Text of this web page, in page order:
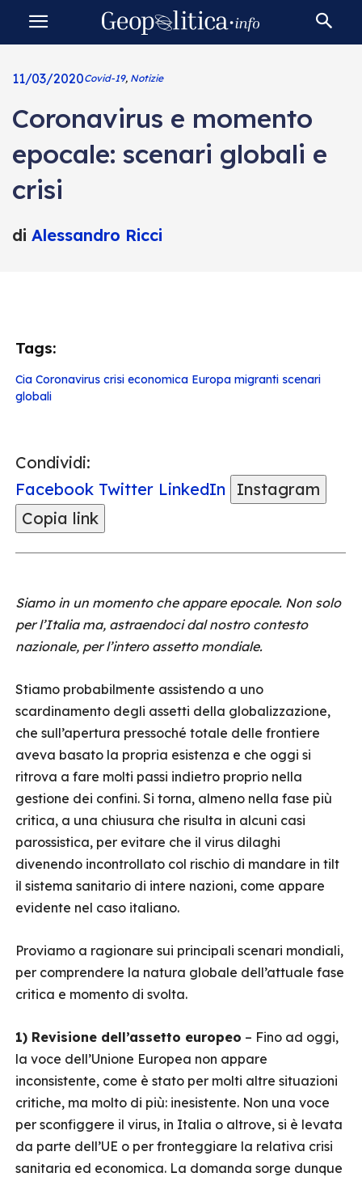
11/03/2020Covid-19, Notizie
Coronavirus e momento
epocale: scenari globali e
crisi
di Alessandro Ricci
Tags:
Cia Coronavirus crisi economica Europa migranti scenari
globali
Condividi:
Facebook Twitter LinkedIn
Instagram
Copia link
Siamo in un momento che appare epocale. Non solo
per l’Italia ma, astraendoci dal nostro contesto
nazionale, per l’intero assetto mondiale.
Stiamo probabilmente assistendo a uno
scardinamento degli assetti della globalizzazione,
che sull’apertura pressoché totale delle frontiere
aveva basato la propria esistenza e che oggi si
ritrova a fare molti passi indietro proprio nella
gestione dei confini. Si torna, almeno nella fase più
critica, a una chiusura che risulta in alcuni casi
parossistica, per evitare che il virus dilaghi
divenendo incontrollato col rischio di mandare in tilt
il sistema sanitario di intere nazioni, come appare
evidente nel caso italiano.
Proviamo a ragionare sui principali scenari mondiali,
per comprendere la natura globale dell’attuale fase
critica e momento di svolta.
1) Revisione dell’assetto europeo – Fino ad oggi,
la voce dell’Unione Europea non appare
inconsistente, come è stato per molti altre situazioni
critiche, ma molto di più: inesistente. Non una voce
per sconfiggere il virus, in Italia o altrove, si è levata
da parte dell’UE o per fronteggiare la relativa crisi
sanitaria ed economica. La domanda sorge dunque